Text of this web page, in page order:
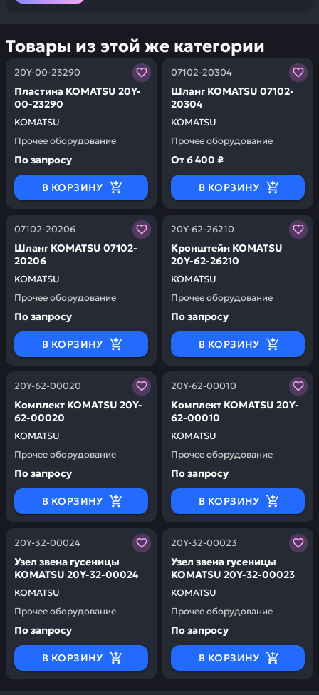
Товары из этой же категории
20Y-00-23290
KOMATSU
Пластина KOMATSU 20Y-
00-23290
Прочее оборудование
Заказывая запчасти у нас, вы получаете гарантию
По запросу
В КОРЗИНУ
07102-20304
KOMATSU
Шланг KOMATSU 07102-
20304
Прочее оборудование
Заказывая запчасти у
От6 400 ₽
В КОРЗИНУ
07102-20206
KOMATSU
Шланг KOMATSU 07102-
20206
Прочее оборудование
Заказывая запчасти у нас, вы получаете гарантию
По запросу
В КОРЗИНУ
20Y-62-26210
KOMATSU
Кронштейн KOMATSU
20Y-62-26210
Прочее оборудование
Заказывая запчасти у
По запросу
В КОРЗИНУ
20Y-62-00020
KOMATSU
Комплект KOMATSU 20Y-
62-00020
Прочее оборудование
Заказывая запчасти у нас, вы получаете гарантию
По запросу
В КОРЗИНУ
20Y-62-00010
KOMATSU
Комплект KOMATSU 20Y-
62-00010
Прочее оборудование
Заказывая запчасти у
По запросу
В КОРЗИНУ
20Y-32-00024
KOMATSU
Узел звена гусеницы
KOMATSU 20Y-32-00024
Прочее оборудование
Заказывая запчасти у нас, вы получаете гарантию
По запросу
В КОРЗИНУ
20Y-32-00023
KOMATSU
Узел звена гусеницы
KOMATSU 20Y-32-00023
Прочее оборудование
Заказывая запчасти у
По запросу
В КОРЗИНУ